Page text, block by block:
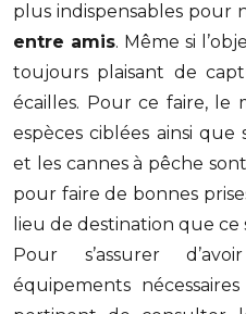
plus indispensables pour
entre amis. Même si
toujours plaisant de
écailles. Pour ce faire, le
espèces ciblées ainsi
et les cannes à pêche
pour faire de bonnes
lieu de destination que ce
Pour s’assurer
équipements